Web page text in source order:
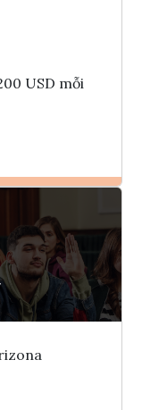
USD mỗi